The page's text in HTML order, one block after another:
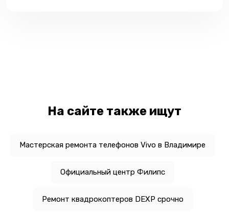
На сайте также ищут
Мастерская ремонта телефонов Vivo в Владимире
Официальный центр Филипс
Ремонт квадрокоптеров DEXP срочно